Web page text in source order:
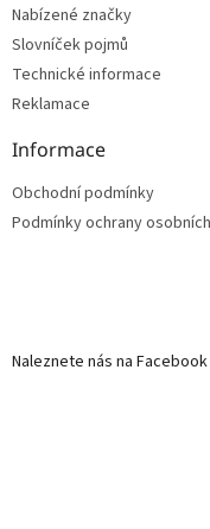
Nabízené značky
Slovníček pojmů
Technické informace
Reklamace
Informace
Obchodní podmínky
Podmínky ochrany
Naleznete nás na Facebook